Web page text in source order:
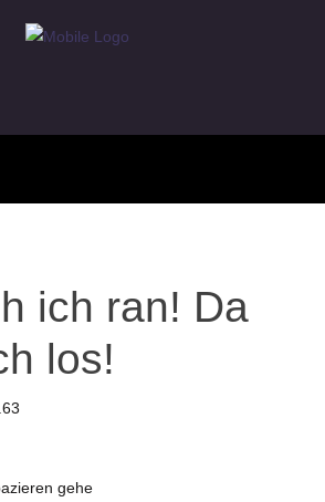
ich ran! Da
los!
gehe